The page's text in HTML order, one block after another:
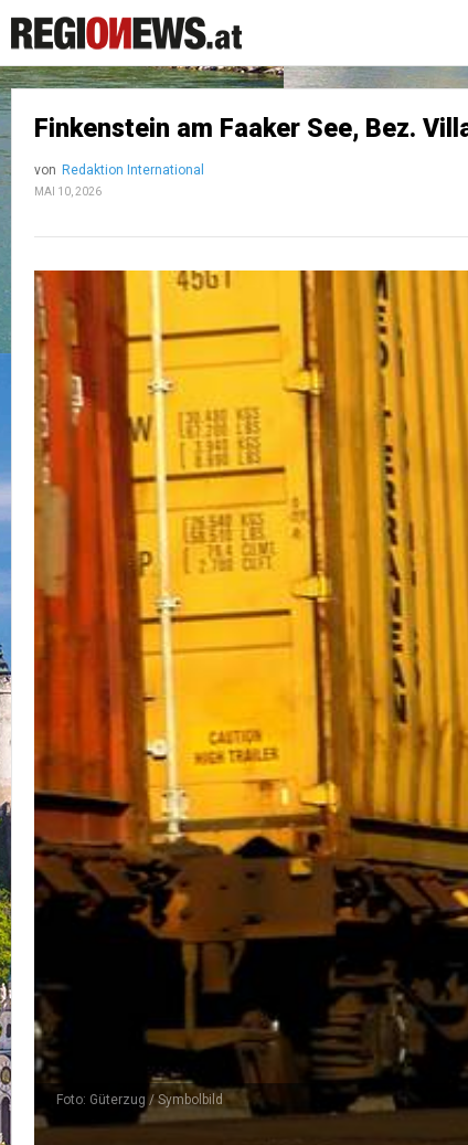
Finkenstein am Faaker See, Bez.
von Redaktion International
MAI 10, 2026
Foto: Güterzug / Symbolbild